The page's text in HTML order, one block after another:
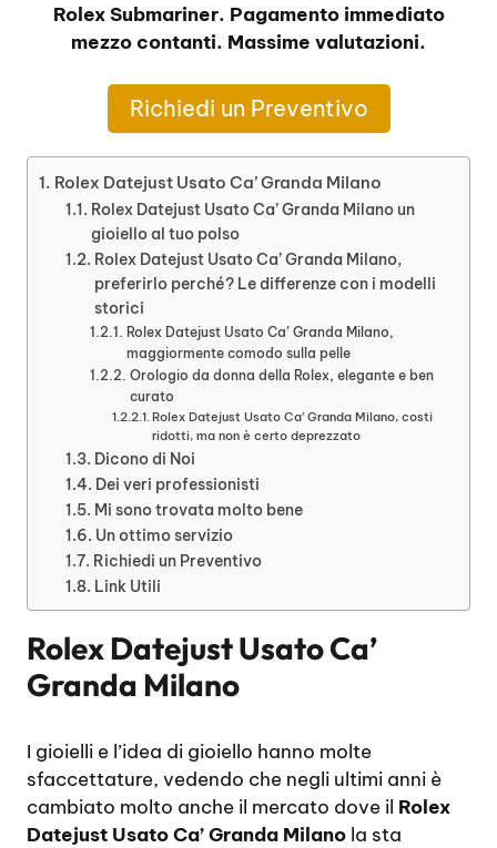
Rolex Submariner. Pagamento immediato
mezzo contanti. Massime valutazioni.
Richiedi un Preventivo
Rolex Datejust Usato Ca’ Granda Milano
Rolex Datejust Usato Ca’ Granda Milano un
gioiello al tuo polso
Rolex Datejust Usato Ca’ Granda Milano,
preferirlo perché? Le differenze con i modelli
storici
Rolex Datejust Usato Ca’ Granda Milano,
maggiormente comodo sulla pelle
Orologio da donna della Rolex, elegante e ben
curato
Rolex Datejust Usato Ca’ Granda Milano, costi
ridotti, ma non è certo deprezzato
Dicono di Noi
Dei veri professionisti
Mi sono trovata molto bene
Un ottimo servizio
Richiedi un Preventivo
Link Utili
Rolex Datejust Usato Ca’
Granda Milano
I gioielli e l’idea di gioiello hanno molte
sfaccettature, vedendo che negli ultimi anni è
cambiato molto anche il mercato dove il Rolex
Datejust Usato Ca’ Granda Milano la sta